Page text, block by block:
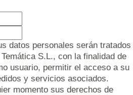
datos personales serán tratados
S.L., con la finalidad de
usuario, permitir el acceso a su
y servicios asociados.
momento sus derechos de